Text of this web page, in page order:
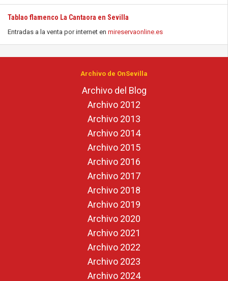
Tablao flamenco La Cantaora en Sevilla
Entradas a la venta por internet en mireservaonline.es
Archivo de OnSevilla
Archivo del Blog
Archivo 2012
Archivo 2013
Archivo 2014
Archivo 2015
Archivo 2016
Archivo 2017
Archivo 2018
Archivo 2019
Archivo 2020
Archivo 2021
Archivo 2022
Archivo 2023
Archivo 2024